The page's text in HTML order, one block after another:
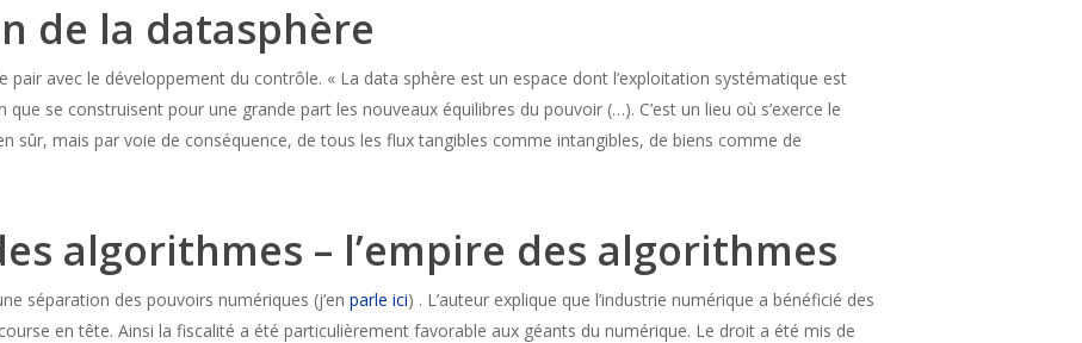
de la datasphère
pair avec le développement du contrôle. « La data sphère est un espace dont l’exploitation systématique est
se construisent pour une grande part les nouveaux équilibres du pouvoir (…). C’est un lieu où s’exerce le
sûr, mais par voie de conséquence, de tous les flux tangibles comme intangibles, de biens comme de
algorithmes – l’empire des algorithmes
séparation des pouvoirs numériques (j’en parle ici) . L’auteur explique que l’industrie numérique a bénéficié des
en tête. Ainsi la fiscalité a été particulièrement favorable aux géants du numérique. Le droit a été mis de